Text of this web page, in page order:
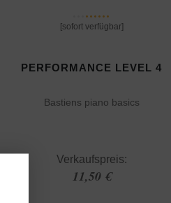
[sofort verfügbar]
PERFORMANCE LEVEL 4
Bastiens piano basics
Verkaufspreis:
11,50 €